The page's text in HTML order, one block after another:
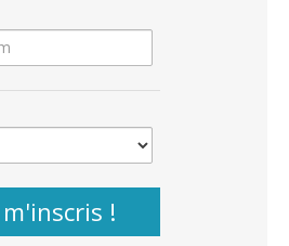
m'inscris !